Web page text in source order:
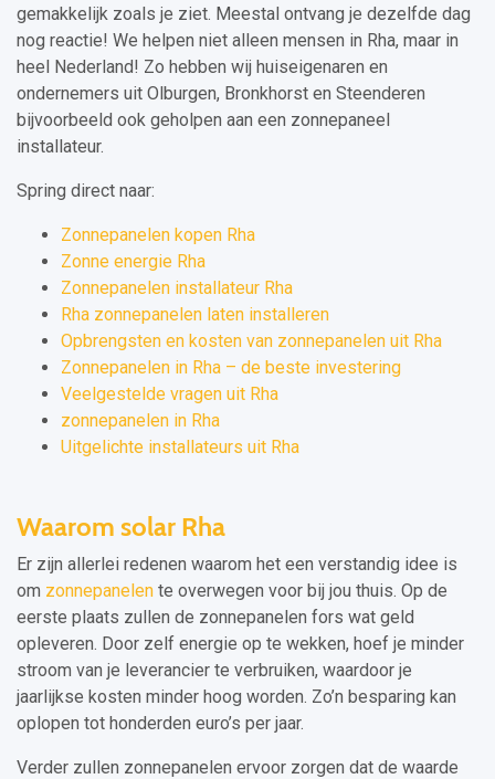
gemakkelijk zoals je ziet. Meestal ontvang je dezelfde dag
nog reactie! We helpen niet alleen mensen in Rha, maar in
heel Nederland! Zo hebben wij huiseigenaren en
ondernemers uit Olburgen, Bronkhorst en Steenderen
bijvoorbeeld ook geholpen aan een zonnepaneel
installateur.
Spring direct naar:
Zonnepanelen kopen Rha
Zonne energie Rha
Zonnepanelen installateur Rha
Rha zonnepanelen laten installeren
Opbrengsten en kosten van zonnepanelen uit Rha
Zonnepanelen in Rha – de beste investering
Veelgestelde vragen uit Rha
zonnepanelen in Rha
Uitgelichte installateurs uit Rha
Waarom solar Rha
Er zijn allerlei redenen waarom het een verstandig idee is
om zonnepanelen te overwegen voor bij jou thuis. Op de
eerste plaats zullen de zonnepanelen fors wat geld
opleveren. Door zelf energie op te wekken, hoef je minder
stroom van je leverancier te verbruiken, waardoor je
jaarlijkse kosten minder hoog worden. Zo’n besparing kan
oplopen tot honderden euro’s per jaar.
Verder zullen zonnepanelen ervoor zorgen dat de waarde